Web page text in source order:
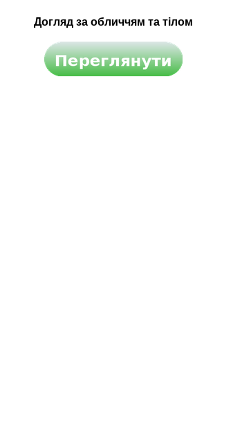
Догляд за обличчям та тілом